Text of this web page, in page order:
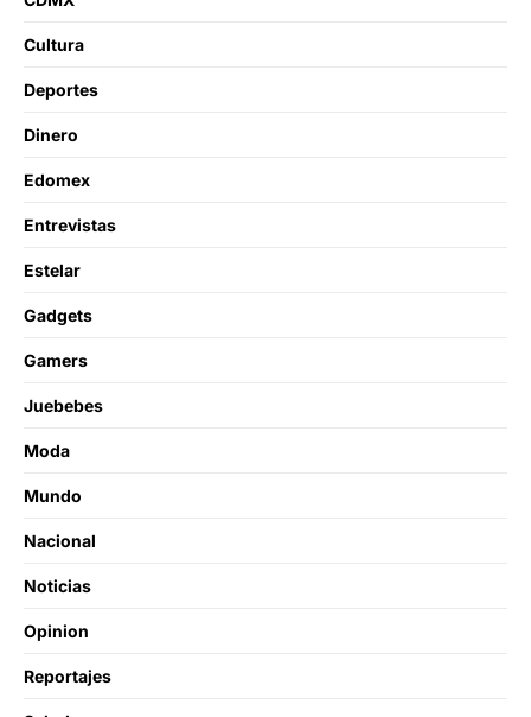
Cultura
Deportes
Dinero
Edomex
Entrevistas
Estelar
Gadgets
Gamers
Juebebes
Moda
Mundo
Nacional
Noticias
Opinion
Reportajes